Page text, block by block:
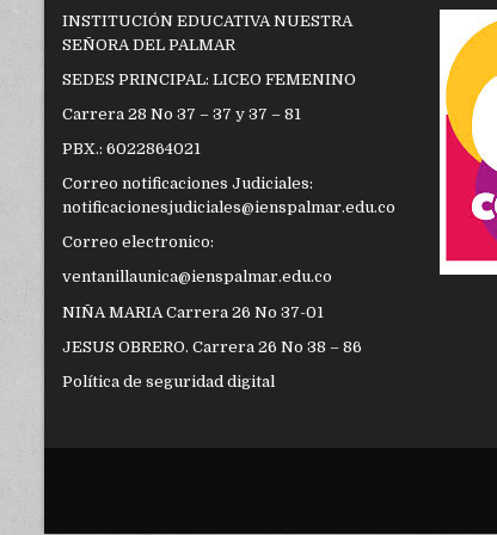
INSTITUCIÓN EDUCATIVA NUESTRA
SEÑORA DEL PALMAR
SEDES PRINCIPAL: LICEO FEMENINO
Carrera 28 No 37 – 37 y 37 – 81
PBX.: 6022864021
Correo notificaciones Judiciales:
notificacionesjudiciales@ienspalmar.edu.co
Correo electronico:
ventanillaunica@ienspalmar.edu.co
NIÑA MARIA Carrera 26 No 37-01
JESUS OBRERO. Carrera 26 No 38 – 86
Política de seguridad digital